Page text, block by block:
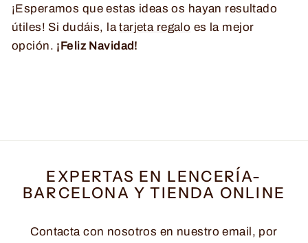
¡Esperamos que estas ideas os hayan resultado
útiles! Si dudáis, latarjeta regalo es la mejor
opción. ¡Feliz Navidad!
EXPERTAS EN LENCERÍA-
BARCELONA Y TIENDA ONLINE
Contacta con nosotros en nuestro email, por